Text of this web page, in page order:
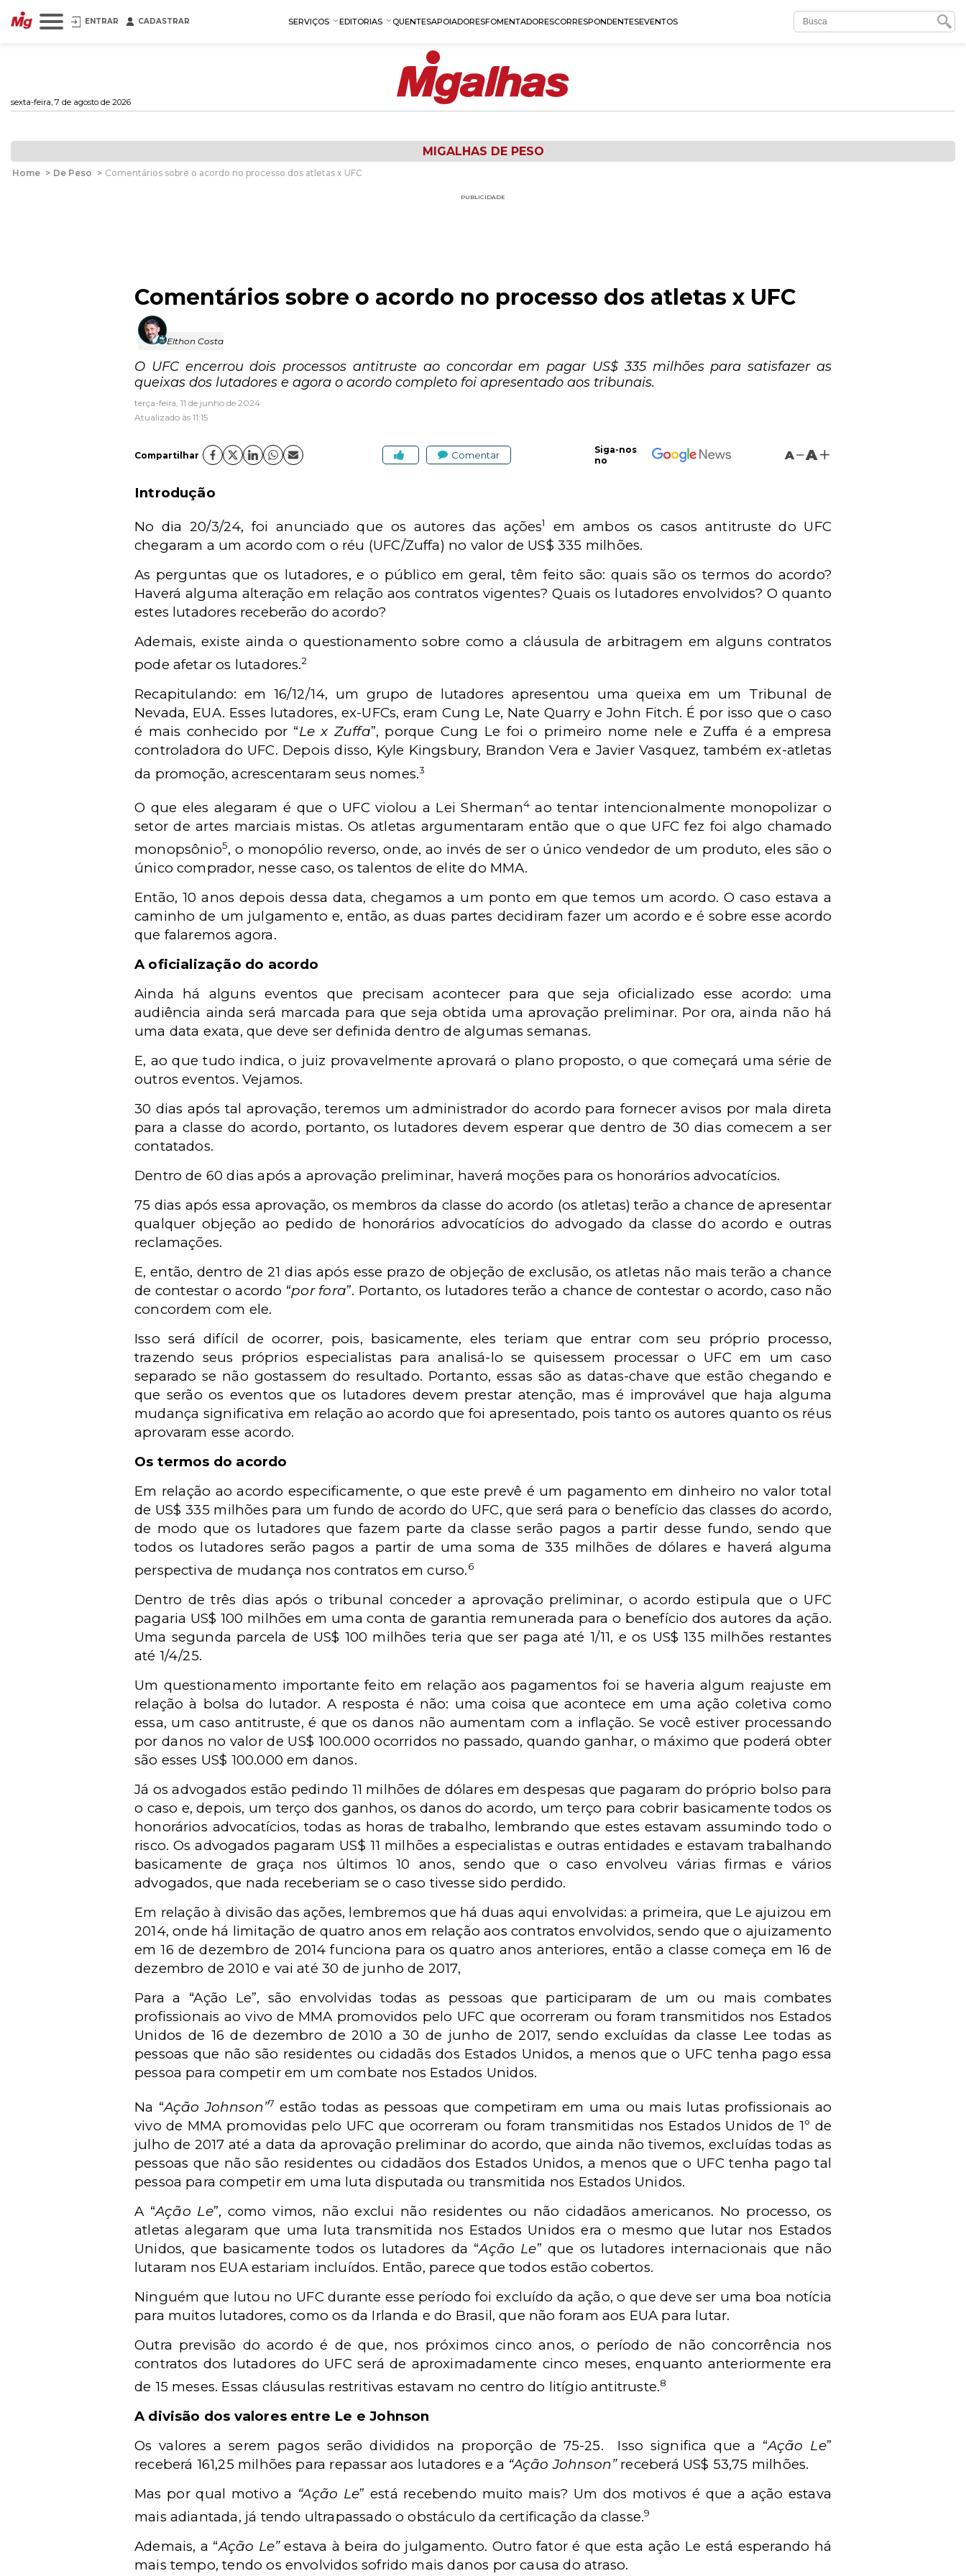
ENTRAR CADASTRAR SERVIÇOS EDITORIAS QUENTESAPOIADORESFOMENTADORESCORRESPONDENTESEVENTOS
sexta-feira, 7 de agosto de 2026
MIGALHAS DE PESO
Home > De Peso > Comentários sobre o acordo no processo dos atletas x UFC
PUBLICIDADE
Comentários sobre o acordo no processo dos atletas x UFC
Elthon Costa
O UFC encerrou dois processos antitruste ao concordar em pagar US$ 335 milhões para satisfazer as
queixas dos lutadores e agora o acordo completo foi apresentado aos tribunais.
terça-feira, 11 de junho de 2024
Atualizado às 11:15
Compartilhar Comentar
Siga-nos
no
A A
Introdução
No dia 20/3/24, foi anunciado que os autores das ações1
em ambos os casos antitruste do UFC
chegaram a um acordo com o réu (UFC/Zuffa) no valor de US$ 335 milhões.
As perguntas que os lutadores, e o público em geral, têm feito são: quais são os termos do acordo?
Haverá alguma alteração em relação aos contratos vigentes? Quais os lutadores envolvidos? O quanto
estes lutadores receberão do acordo?
Ademais, existe ainda o questionamento sobre como a cláusula de arbitragem em alguns contratos
pode afetar os lutadores.2
Recapitulando: em 16/12/14, um grupo de lutadores apresentou uma queixa em um Tribunal de
Nevada, EUA. Esses lutadores, ex-UFCs, eram Cung Le, Nate Quarry e John Fitch. É por isso que o caso
é mais conhecido por “Le x Zuffa”, porque Cung Le foi o primeiro nome nele e Zuffa é a empresa
controladora do UFC. Depois disso, Kyle Kingsbury, Brandon Vera e Javier Vasquez, também ex-atletas
da promoção, acrescentaram seus nomes.3
O que eles alegaram é que o UFC violou a Lei Sherman4ao tentar intencionalmente monopolizar o
setor de artes marciais mistas. Os atletas argumentaram então que o que UFC fez foi algo chamado
monopsônio5, o monopólio reverso, onde, ao invés de ser o único vendedor de um produto, eles são o
único comprador, nesse caso, os talentos de elite do MMA.
Então, 10 anos depois dessa data, chegamos a um ponto em que temos um acordo. O caso estava a
caminho de um julgamento e, então, as duas partes decidiram fazer um acordo e é sobre esse acordo
que falaremos agora.
A oficialização do acordo
Ainda há alguns eventos que precisam acontecer para que seja oficializado esse acordo: uma
audiência ainda será marcada para que seja obtida uma aprovação preliminar. Por ora, ainda não há
uma data exata, que deve ser definida dentro de algumas semanas.
E, ao que tudo indica, o juiz provavelmente aprovará o plano proposto, o que começará uma série de
outros eventos. Vejamos.
30 dias após tal aprovação, teremos um administrador do acordo para fornecer avisos por mala direta
para a classe do acordo, portanto, os lutadores devem esperar que dentro de 30 dias comecem a ser
contatados.
Dentro de 60 dias após a aprovação preliminar, haverá moções para os honorários advocatícios.
75 dias após essa aprovação, os membros da classe do acordo (os atletas) terão a chance de apresentar
qualquer objeção ao pedido de honorários advocatícios do advogado da classe do acordo e outras
reclamações.
E, então, dentro de 21 dias após esse prazo de objeção de exclusão, os atletas não mais terão a chance
de contestar o acordo “por fora”. Portanto, os lutadores terão a chance de contestar o acordo, caso não
concordem com ele.
Isso será difícil de ocorrer, pois, basicamente, eles teriam que entrar com seu próprio processo,
trazendo seus próprios especialistas para analisá-lo se quisessem processar o UFC em um caso
separado se não gostassem do resultado. Portanto, essas são as datas-chave que estão chegando e
que serão os eventos que os lutadores devem prestar atenção, mas é improvável que haja alguma
mudança significativa em relação ao acordo que foi apresentado, pois tanto os autores quanto os réus
aprovaram esse acordo.
Os termos do acordo
Em relação ao acordo especificamente, o que este prevê é um pagamento em dinheiro no valor total
de US$ 335 milhões para um fundo de acordo do UFC, que será para o benefício das classes do acordo,
de modo que os lutadores que fazem parte da classe serão pagos a partir desse fundo, sendo que
todos os lutadores serão pagos a partir de uma soma de 335 milhões de dólares e haverá alguma
perspectiva de mudança nos contratos em curso.6
Dentro de três dias após o tribunal conceder a aprovação preliminar, o acordo estipula que o UFC
pagaria US$ 100 milhões em uma conta de garantia remunerada para o benefício dos autores da ação.
Uma segunda parcela de US$ 100 milhões teria que ser paga até 1/11, e os US$ 135 milhões restantes
até 1/4/25.
Um questionamento importante feito em relação aos pagamentos foi se haveria algum reajuste em
relação à bolsa do lutador. A resposta é não: uma coisa que acontece em uma ação coletiva como
essa, um caso antitruste, é que os danos não aumentam com a inflação. Se você estiver processando
por danos no valor de US$ 100.000 ocorridos no passado, quando ganhar, o máximo que poderá obter
são esses US$ 100.000 em danos.
Já os advogados estão pedindo 11 milhões de dólares em despesas que pagaram do próprio bolso para
o caso e, depois, um terço dos ganhos, os danos do acordo, um terço para cobrir basicamente todos os
honorários advocatícios, todas as horas de trabalho, lembrando que estes estavam assumindo todo o
risco. Os advogados pagaram US$ 11 milhões a especialistas e outras entidades e estavam trabalhando
basicamente de graça nos últimos 10 anos, sendo que o caso envolveu várias firmas e vários
advogados, que nada receberiam se o caso tivesse sido perdido.
Em relação à divisão das ações, lembremos que há duas aqui envolvidas: a primeira, que Le ajuizou em
2014, onde há limitação de quatro anos em relação aos contratos envolvidos, sendo que o ajuizamento
em 16 de dezembro de 2014 funciona para os quatro anos anteriores, então a classe começa em 16 de
dezembro de 2010 e vai até 30 de junho de 2017,
Para a “Ação Le”, são envolvidas todas as pessoas que participaram de um ou mais combates
profissionais ao vivo de MMA promovidos pelo UFC que ocorreram ou foram transmitidos nos Estados
Unidos de 16 de dezembro de 2010 a 30 de junho de 2017, sendo excluídas da classe Lee todas as
pessoas que não são residentes ou cidadãs dos Estados Unidos, a menos que o UFC tenha pago essa
pessoa para competir em um combate nos Estados Unidos.
Na “Ação Johnson”7 estão todas as pessoas que competiram em uma ou mais lutas profissionais ao
vivo de MMA promovidas pelo UFC que ocorreram ou foram transmitidas nos Estados Unidos de 1º de
julho de 2017 até a data da aprovação preliminar do acordo, que ainda não tivemos, excluídas todas as
pessoas que não são residentes ou cidadãos dos Estados Unidos, a menos que o UFC tenha pago tal
pessoa para competir em uma luta disputada ou transmitida nos Estados Unidos.
A “Ação Le”, como vimos, não exclui não residentes ou não cidadãos americanos. No processo, os
atletas alegaram que uma luta transmitida nos Estados Unidos era o mesmo que lutar nos Estados
Unidos, que basicamente todos os lutadores da “Ação Le” que os lutadores internacionais que não
lutaram nos EUA estariam incluídos. Então, parece que todos estão cobertos.
Ninguém que lutou no UFC durante esse período foi excluído da ação, o que deve ser uma boa notícia
para muitos lutadores, como os da Irlanda e do Brasil, que não foram aos EUA para lutar.
Outra previsão do acordo é de que, nos próximos cinco anos, o período de não concorrência nos
contratos dos lutadores do UFC será de aproximadamente cinco meses, enquanto anteriormente era
de 15 meses. Essas cláusulas restritivas estavam no centro do litígio antitruste.8
A divisão dos valores entre Le e Johnson
Os valores a serem pagos serão divididos na proporção de 75-25. Isso significa que a “Ação Le”
receberá 161,25 milhões para repassar aos lutadores e a “Ação Johnson”receberá US$ 53,75 milhões.
Mas por qual motivo a “Ação Le” está recebendo muito mais? Um dos motivos é que a ação estava
mais adiantada, já tendo ultrapassado o obstáculo da certificação da classe.9
Ademais, a “Ação Le”estava à beira do julgamento. Outro fator é que esta ação Le está esperando há
mais tempo, tendo os envolvidos sofrido mais danos por causa do atraso.